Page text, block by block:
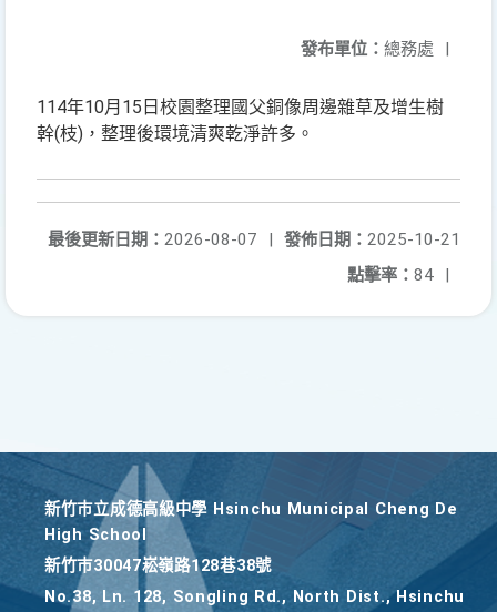
發布單位： 總務處 |
114年10月15日校園整理國父銅像周邊雜草及增生樹
幹(枝)，整理後環境清爽乾淨許多。
發佈日期： 2025-10-21
最後更新日期： 2026-08-07
|
點擊率： 84 |
新竹巿立成德高級中學 Hsinchu Municipal Cheng De
High School
新竹巿30047崧嶺路128巷38號
No.38, Ln. 128, Songling Rd., North Dist., Hsinchu